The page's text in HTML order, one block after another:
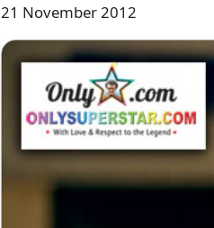
21 November 2012